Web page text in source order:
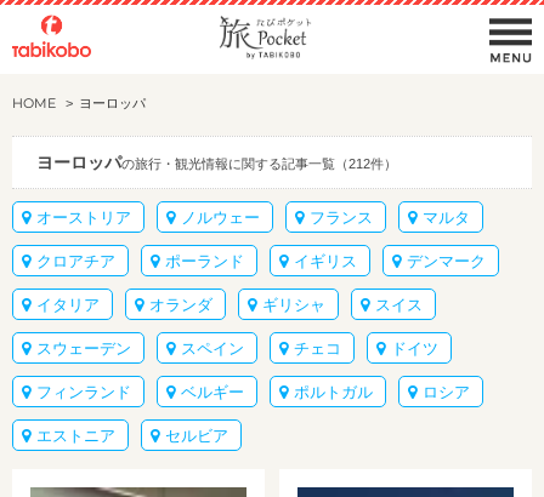
HOME ヨーロッパ
ヨーロッパの旅行・観光情報に関する記事一覧（212件）
オーストリア ノルウェー フランス マルタ
クロアチア ポーランド イギリス デンマーク
イタリア オランダ ギリシャ スイス
スウェーデン スペイン チェコ ドイツ
フィンランド ベルギー ポルトガル ロシア
エストニア セルビア